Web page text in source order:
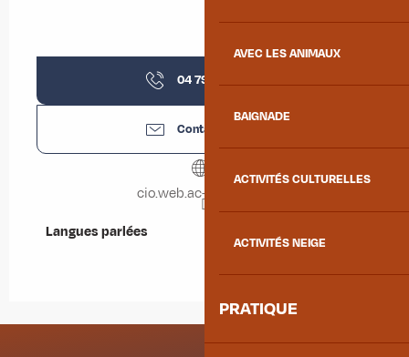
AVEC LES ANIMAUX
BAIGNADE
ACTIVITÉS CULTURELLES
ACTIVITÉS NEIGE
PRATIQUE
04 79 64 07
Contactez-nous
cio.web.ac-grenoble.fr
Langues parlées
Langues parlées